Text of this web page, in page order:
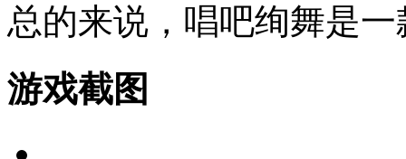
总的来说，唱吧绚舞是
游戏截图